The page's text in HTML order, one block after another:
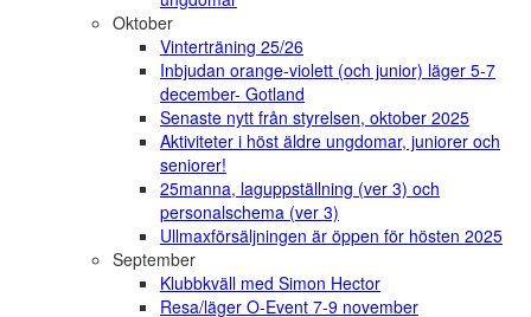
Oktober
Vinterträning 25/26
Inbjudan orange-violett (och junior) läger 5-7
december- Gotland
Senaste nytt från styrelsen, oktober 2025
Aktiviteter i höst äldre ungdomar, juniorer och
seniorer!
25manna, laguppställning (ver 3) och
personalschema (ver 3)
Ullmaxförsäljningen är öppen för hösten 2025
September
Klubbkväll med Simon Hector
Resa/läger O-Event 7-9 november